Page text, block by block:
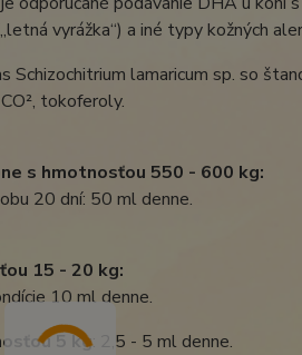
vyrážka“) a iné typy kožných
Schizochitrium lamaricum sp. so
tokoferoly.
s hmotnosťou 550 - 600 kg:
20 dní: 50 ml denne.
15 - 20 kg:
10 ml denne.
5 kg: 2,5 - 5 ml denne.